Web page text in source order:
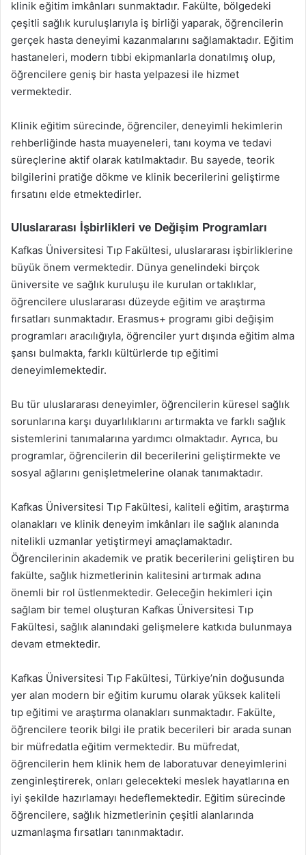
klinik eğitim imkânları sunmaktadır. Fakülte, bölgedeki
çeşitli sağlık kuruluşlarıyla iş birliği yaparak, öğrencilerin
gerçek hasta deneyimi kazanmalarını sağlamaktadır. Eğitim
hastaneleri, modern tıbbi ekipmanlarla donatılmış olup,
öğrencilere geniş bir hasta yelpazesi ile hizmet
vermektedir.
Klinik eğitim sürecinde, öğrenciler, deneyimli hekimlerin
rehberliğinde hasta muayeneleri, tanı koyma ve tedavi
süreçlerine aktif olarak katılmaktadır. Bu sayede, teorik
bilgilerini pratiğe dökme ve klinik becerilerini geliştirme
fırsatını elde etmektedirler.
Uluslararası İşbirlikleri ve Değişim Programları
Kafkas Üniversitesi Tıp Fakültesi, uluslararası işbirliklerine
büyük önem vermektedir. Dünya genelindeki birçok
üniversite ve sağlık kuruluşu ile kurulan ortaklıklar,
öğrencilere uluslararası düzeyde eğitim ve araştırma
fırsatları sunmaktadır. Erasmus+ programı gibi değişim
programları aracılığıyla, öğrenciler yurt dışında eğitim alma
şansı bulmakta, farklı kültürlerde tıp eğitimi
deneyimlemektedir.
Bu tür uluslararası deneyimler, öğrencilerin küresel sağlık
sorunlarına karşı duyarlılıklarını artırmakta ve farklı sağlık
sistemlerini tanımalarına yardımcı olmaktadır. Ayrıca, bu
programlar, öğrencilerin dil becerilerini geliştirmekte ve
sosyal ağlarını genişletmelerine olanak tanımaktadır.
Kafkas Üniversitesi Tıp Fakültesi, kaliteli eğitim, araştırma
olanakları ve klinik deneyim imkânları ile sağlık alanında
nitelikli uzmanlar yetiştirmeyi amaçlamaktadır.
Öğrencilerinin akademik ve pratik becerilerini geliştiren bu
fakülte, sağlık hizmetlerinin kalitesini artırmak adına
önemli bir rol üstlenmektedir. Geleceğin hekimleri için
sağlam bir temel oluşturan Kafkas Üniversitesi Tıp
Fakültesi, sağlık alanındaki gelişmelere katkıda bulunmaya
devam etmektedir.
Kafkas Üniversitesi Tıp Fakültesi, Türkiye’nin doğusunda
yer alan modern bir eğitim kurumu olarak yüksek kaliteli
tıp eğitimi ve araştırma olanakları sunmaktadır. Fakülte,
öğrencilere teorik bilgi ile pratik becerileri bir arada sunan
bir müfredatla eğitim vermektedir. Bu müfredat,
öğrencilerin hem klinik hem de laboratuvar deneyimlerini
zenginleştirerek, onları gelecekteki meslek hayatlarına en
iyi şekilde hazırlamayı hedeflemektedir. Eğitim sürecinde
öğrencilere, sağlık hizmetlerinin çeşitli alanlarında
uzmanlaşma fırsatları tanınmaktadır.